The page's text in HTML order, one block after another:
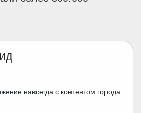
навсегда с контентом города